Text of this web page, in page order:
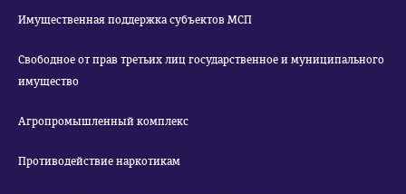
Имущественная поддержка субъектов МСП
Свободное от прав третьих лиц государственное и муниципального
имущество
Агропромышленный комплекс
Противодействие наркотикам